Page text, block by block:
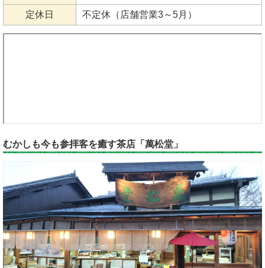
定休日 不定休（店舗営業3～5月）
むかしも今も参拝客を癒す茶店「萬松堂」